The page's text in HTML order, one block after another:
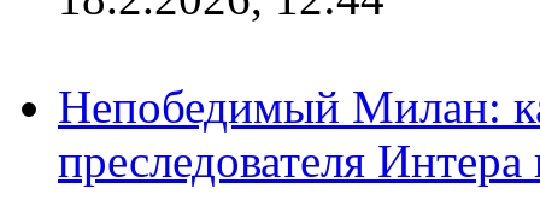
Непобедимый Милан:
преследователя